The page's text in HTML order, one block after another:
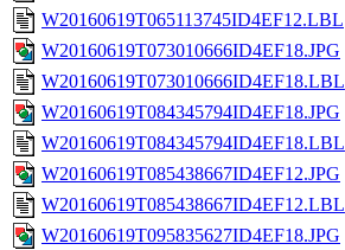
W20160619T065113745ID4EF12.LBL
W20160619T073010666ID4EF18.JPG
W20160619T073010666ID4EF18.LBL
W20160619T084345794ID4EF18.JPG
W20160619T084345794ID4EF18.LBL
W20160619T085438667ID4EF12.JPG
W20160619T085438667ID4EF12.LBL
W20160619T095835627ID4EF18.JPG